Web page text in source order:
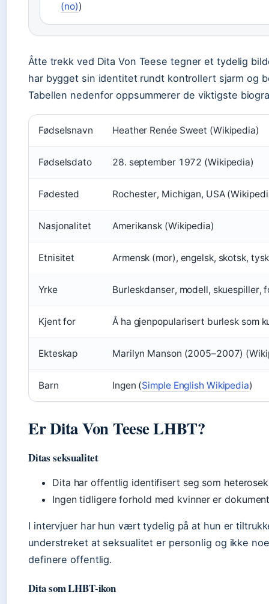
(no))
Åtte trekk ved Dita Von Teese tegner et tydelig
har bygget sin identitet rundt kontrollert sjarm og
Tabellen nedenfor oppsummerer de viktigste
Fødselsnavn Heather Renée Sweet (Wikipedia)
Fødselsdato 28. september 1972 (Wikipedia)
Fødested Rochester, Michigan, USA
Nasjonalitet Amerikansk (Wikipedia)
Etnisitet Armensk (mor), engelsk, skotsk,
Yrke Burleskdanser, modell, skuespiller,
Kjent for Å ha gjenpopularisert burlesk som
Ekteskap Marilyn Manson (2005–2007)
Barn Ingen (Simple English Wikipedia)
Er Dita Von Teese LHBT?
Ditas seksualitet
Dita har offentlig identifisert seg som
Ingen tidligere forhold med kvinner er
I intervjuer har hun vært tydelig på at hun er
understreket at seksualitet er personlig og ikke
definere offentlig.
Dita som LHBT-ikon